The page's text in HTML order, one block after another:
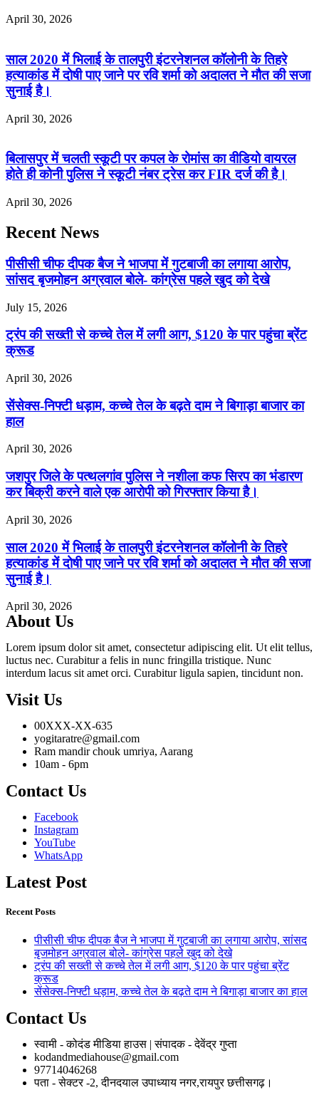
April 30, 2026
साल 2020 में भिलाई के तालपुरी इंटरनेशनल कॉलोनी के तिहरे
हत्याकांड में दोषी पाए जाने पर रवि शर्मा को अदालत ने मौत की सजा
सुनाई है।
April 30, 2026
बिलासपुर में चलती स्कूटी पर कपल के रोमांस का वीडियो वायरल
होते ही कोनी पुलिस ने स्कूटी नंबर ट्रेस कर FIR दर्ज की है।
April 30, 2026
Recent News
पीसीसी चीफ दीपक बैज ने भाजपा में गुटबाजी का लगाया आरोप,
सांसद बृजमोहन अग्रवाल बोले- कांग्रेस पहले खुद को देखे
July 15, 2026
ट्रंप की सख्ती से कच्चे तेल में लगी आग, $120 के पार पहुंचा ब्रेंट
क्रूड
April 30, 2026
सेंसेक्स-निफ्टी धड़ाम, कच्चे तेल के बढ़ते दाम ने बिगाड़ा बाजार का
हाल
April 30, 2026
जशपुर जिले के पत्थलगांव पुलिस ने नशीला कफ सिरप का भंडारण
कर बिक्री करने वाले एक आरोपी को गिरफ्तार किया है।
April 30, 2026
साल 2020 में भिलाई के तालपुरी इंटरनेशनल कॉलोनी के तिहरे
हत्याकांड में दोषी पाए जाने पर रवि शर्मा को अदालत ने मौत की सजा
सुनाई है।
April 30, 2026
About Us
Lorem ipsum dolor sit amet, consectetur adipiscing elit. Ut elit tellus,
luctus nec. Curabitur a felis in nunc fringilla tristique. Nunc
interdum lacus sit amet orci. Curabitur ligula sapien, tincidunt non.
Visit Us
00XXX-XX-635
yogitaratre@gmail.com
Ram mandir chouk umriya, Aarang
10am - 6pm
Contact Us
Facebook
Instagram
YouTube
WhatsApp
Latest Post
Recent Posts
पीसीसी चीफ दीपक बैज ने भाजपा में गुटबाजी का लगाया आरोप, सांसद
बृजमोहन अग्रवाल बोले- कांग्रेस पहले खुद को देखे
ट्रंप की सख्ती से कच्चे तेल में लगी आग, $120 के पार पहुंचा ब्रेंट
क्रूड
सेंसेक्स-निफ्टी धड़ाम, कच्चे तेल के बढ़ते दाम ने बिगाड़ा बाजार का हाल
Contact Us
स्वामी - कोदंड मीडिया हाउस | संपादक - देवेंद्र गुप्ता
kodandmediahouse@gmail.com
97714046268
पता - सेक्टर -2, दीनदयाल उपाध्याय नगर,रायपुर छत्तीसगढ़।